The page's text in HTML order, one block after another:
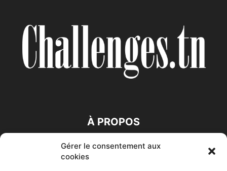
Gérer le consentement aux
cookies
À PROPOS
SUIVEZ NOUS